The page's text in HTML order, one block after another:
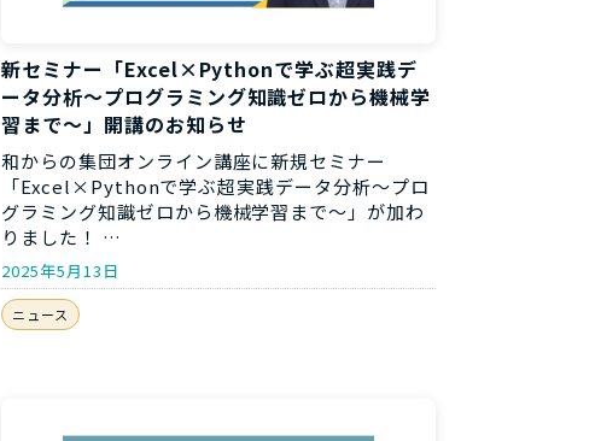
新セミナー「Excel×Pythonで学ぶ超実践デ
ータ分析～プログラミング知識ゼロから機械学
習まで～」開講のお知らせ
和からの集団オンライン講座に新規セミナー
「Excel×Pythonで学ぶ超実践データ分析～プロ
グラミング知識ゼロから機械学習まで～」が加わ
りました！ …
2025年5月13日
ニュース